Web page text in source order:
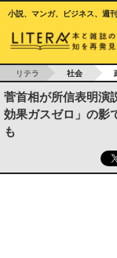
小説、マンガ、ビジネス、週
リテラ 社会
菅首相が所信表明演
効果ガスゼロ」の影
も